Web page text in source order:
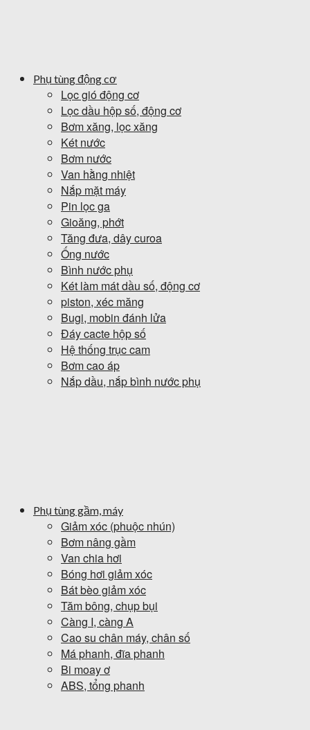
Phụ tùng động cơ
Lọc gió động cơ
Lọc dầu hộp số, động cơ
Bơm xăng, lọc xăng
Két nước
Bơm nước
Van hằng nhiệt
Nắp mặt máy
Pin lọc ga
Gioăng, phớt
Tăng đưa, dây curoa
Ống nước
Bình nước phụ
Két làm mát dầu số, động cơ
piston, xéc măng
Bugi, mobin đánh lửa
Đáy cacte hộp số
Hệ thống trục cam
Bơm cao áp
Nắp dầu, nắp bình nước phụ
Phụ tùng gầm, máy
Giảm xóc (phuộc nhún)
Bơm nâng gầm
Van chia hơi
Bóng hơi giảm xóc
Bát bèo giảm xóc
Tăm bông, chụp bụi
Càng I, càng A
Cao su chân máy, chân số
Má phanh, đĩa phanh
Bi moay ơ
ABS, tổng phanh